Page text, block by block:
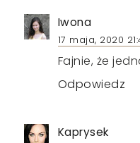
Iwona
17 maja, 2020
Fajnie, że
Odpowiedz
Kaprysek